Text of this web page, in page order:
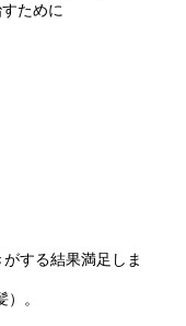
ために
する結果満足しま
。